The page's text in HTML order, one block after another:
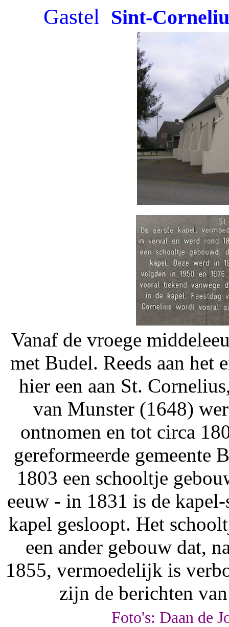
Gastel Sint-
Vanaf de vroege
met Budel. Reeds aan het
hier een aan St.
van Munster (1648)
ontnomen en tot circa
gereformeerde gemeente
1803 een schooltje
eeuw - in 1831 is de
kapel gesloopt. Het
een ander gebouw dat,
1855, vermoedelijk is
zijn de berichten
Foto's: Daan de